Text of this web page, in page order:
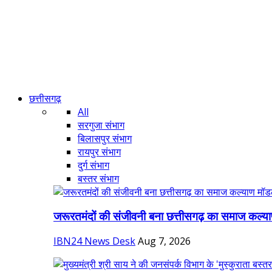
छत्तीसगढ़
All
सरगुजा संभाग
बिलासपुर संभाग
रायपुर संभाग
दुर्ग संभाग
बस्तर संभाग
जरूरतमंदों की संजीवनी बना छत्तीसगढ़ का समाज
IBN24 News DeskAug 7, 2026